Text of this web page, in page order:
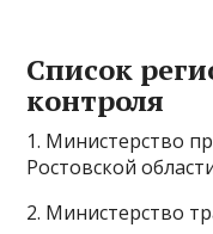
Список
контроля
1. Министерство
Ростовской
2. Министерство